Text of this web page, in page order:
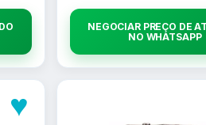
NEGOCIAR PREÇO DE
NO WHATSAPP
♥